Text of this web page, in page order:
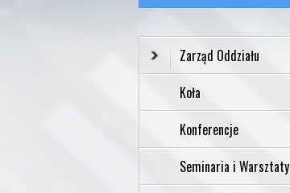
Zarząd Oddziału
Koła
Konferencje
Seminaria i Warsztaty